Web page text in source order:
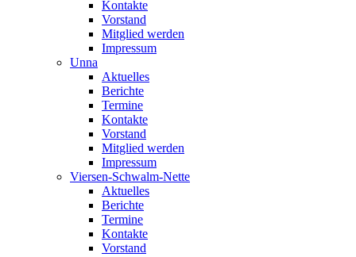
Kontakte
Vorstand
Mitglied werden
Impressum
Unna
Aktuelles
Berichte
Termine
Kontakte
Vorstand
Mitglied werden
Impressum
Viersen-Schwalm-Nette
Aktuelles
Berichte
Termine
Kontakte
Vorstand